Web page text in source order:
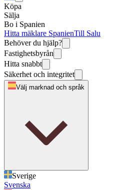
Köpa
Sälja
Bo i Spanien
Hitta mäklare SpanienTill Salu
Behöver du hjälp?
Fastighetsbyrån
Hitta snabbt
Säkerhet och integritet
Välj marknad och språk
Sverige
Svenska